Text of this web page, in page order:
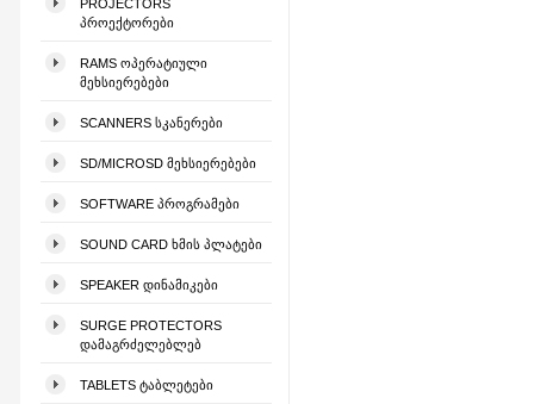
PROJECTORS
ᲞᲠᲝᲔᲥᲢᲝᲠᲔᲑᲘ
RAMS ᲝᲞᲔᲠᲐᲢᲘᲣᲚᲘ
ᲛᲔᲮᲡᲘᲔᲠᲔᲑᲔᲑᲘ
SCANNERS ᲡᲙᲐᲜᲔᲠᲔᲑᲘ
SD/MICROSD ᲛᲔᲮᲡᲘᲔᲠᲔᲑᲔᲑᲘ
SOFTWARE ᲞᲠᲝᲒᲠᲐᲛᲔᲑᲘ
SOUND CARD ᲮᲛᲘᲡ ᲞᲚᲐᲢᲔᲑᲘ
SPEAKER ᲓᲘᲜᲐᲛᲘᲙᲔᲑᲘ
SURGE PROTECTORS
ᲓᲐᲛᲐᲒᲠᲫᲔᲚᲔᲑᲚᲔᲑ
TABLETS ᲢᲐᲑᲚᲔᲢᲔᲑᲘ